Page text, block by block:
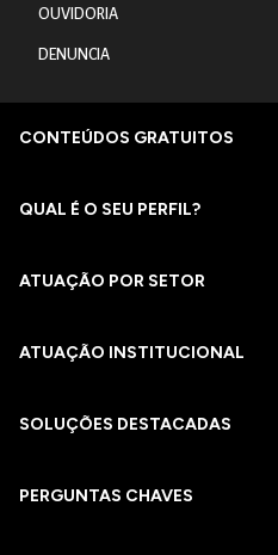
OUVIDORIA
DENUNCIA
CONTEÚDOS GRATUITOS
QUAL É O SEU PERFIL?
ATUAÇÃO POR SETOR
ATUAÇÃO INSTITUCIONAL
SOLUÇÕES DESTACADAS
PERGUNTAS CHAVES​